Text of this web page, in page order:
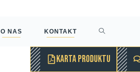
O NAS KONTAKT
KARTA PRODUKTU